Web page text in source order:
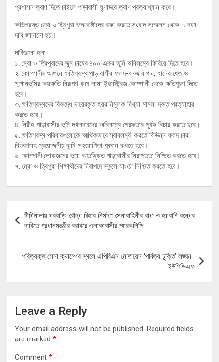
প্রশাসন ত্রাণ দিতে চাইলে পাড়াবাসী ঘৃণাভরে ত্রাণ প্রত্যাখ্যান করে।
ক্ষতিগ্রস্ত ম্রো ও ত্রিপুরা জনগোষ্ঠীদের রক্ষা করতে সংবাদ সম্মেলন থেকে ৭ দফা
দাবি জানানো হয়।
দাবিগুলো হল:
১. ম্রো ও ত্রিপুরাদের জুম চাষের ৪০০ একর ভূমি অবিলম্বে ফিরিয়ে দিতে হবে।
২. কোম্পানীর আগুনে ক্ষতিগ্রস্থ পাড়াবাসীর ফলদ-বনজ বাগান, ধানের খেত ও
শ্মশানভূমির ক্ষয়ক্ষতি নিরূপণ করে লামা ইন্ডাস্ট্রিজ কোম্পানী থেকে ক্ষতিপূরণ দিতে
হবে।
৩. ক্ষতিগ্রস্থদের বিরুদ্ধে দায়েরকৃত হয়রানিমূলক মিথ্যা মামলা দ্রুত প্রত্যাহার
করতে হবে।
৪. নিরীহ পাড়াবাসীর ভূমি দখলদারদের অবিলম্বে গ্রেফতার পূর্বক বিচার করতে হবে।
৫. ক্ষতিগ্রস্থ পরিবারগুলোকে আর্থিকভাবে স্বাবলম্বী করতে বিভিন্ন ফলদ চারা
বিতরণসহ প্রয়োজনীয় কৃষি সহযোগিতা প্রদান করতে হবে।
৬. কোম্পানী লোকজনের ভয়ে আতঙ্কিত পাড়াবাসীর নিরাপত্তা নিশ্চিত করতে হবে।
৭. ম্রো ও ত্রিপুরা শিক্ষার্থীদের নিরাপদে স্কুলে যাওয়া নিশ্চিত করতে হবে।
navigation
দীঘিনালায় ঘরবাড়ি, বৌদ্ধ বিহার নির্মাণে সেনাবাহিনীর বাধা ও হয়রানি বন্ধের
দাবিতে প্রধানমন্ত্রীর বরাবরে এলাকাবাসীর স্মারকলিপি
পরিত্যক্ত সেনা ক্যাম্পের স্থলে এপিবিএন মোতায়েন ‘পার্বত্য চুক্তি’ লঙ্ঘন :
ইউপিডিএফ
Leave a Reply
Your email address will not be published. Required fields
are marked *
Comment *